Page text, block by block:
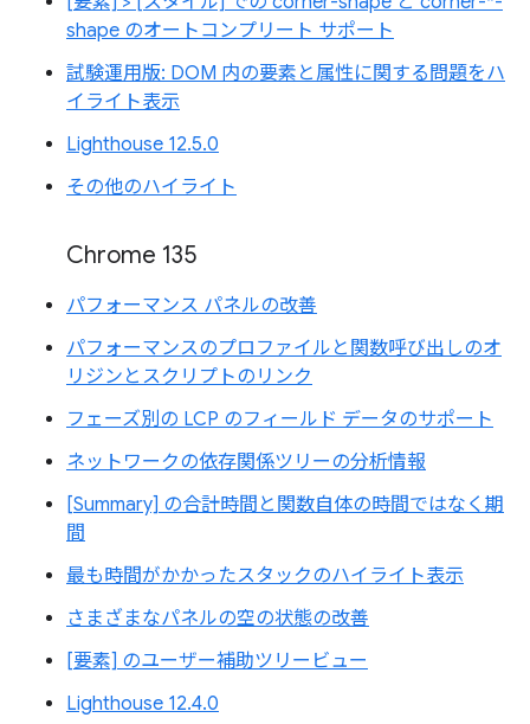
shape のオートコンプリート サポート
試験運用版: DOM 内の要素と属性に関する問題をハ
イライト表示
Lighthouse 12.5.0
その他のハイライト
Chrome 135
パフォーマンス パネルの改善
パフォーマンスのプロファイルと関数呼び出しのオ
リジンとスクリプトのリンク
フェーズ別の LCP のフィールド データのサポート
ネットワークの依存関係ツリーの分析情報
[Summary] の合計時間と関数自体の時間ではなく期
間
最も時間がかかったスタックのハイライト表示
さまざまなパネルの空の状態の改善
[要素] のユーザー補助ツリービュー
Lighthouse 12.4.0